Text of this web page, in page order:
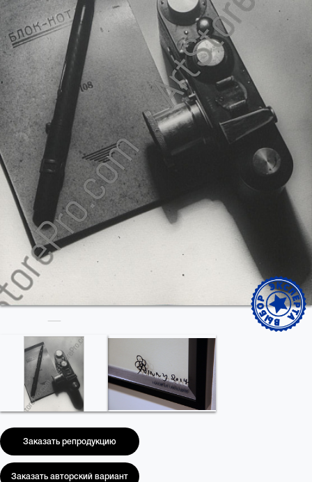
Заказать репродукцию
Заказать авторский вариант